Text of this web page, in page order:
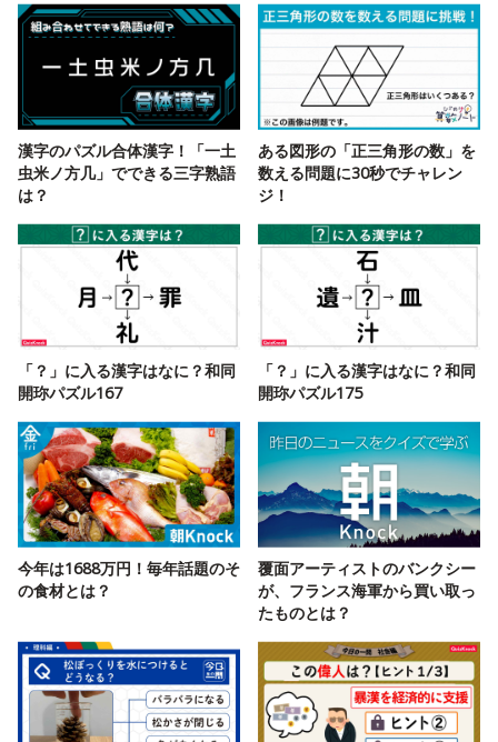
漢字のパズル合体漢字！「一土
虫米ノ方几」でできる三字熟語
は？
ある図形の「正三角形の数」を
数える問題に30秒でチャレン
ジ！
「？」に入る漢字はなに？和同
開珎パズル167
「？」に入る漢字はなに？和同
開珎パズル175
今年は1688万円！毎年話題のそ
の食材とは？
覆面アーティストのバンクシー
が、フランス海軍から買い取っ
たものとは？